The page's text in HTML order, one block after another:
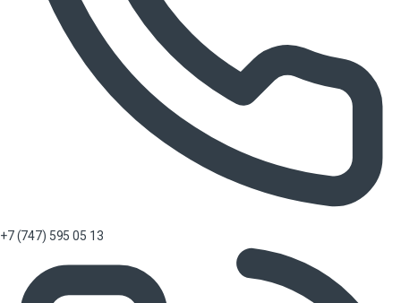
+7 (747) 595 05 13